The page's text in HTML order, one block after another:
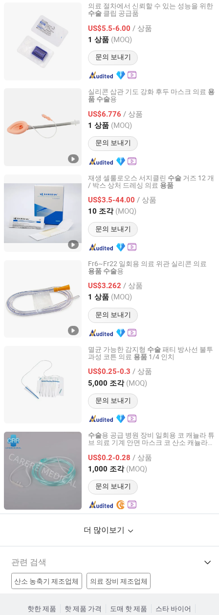
의료 절차에서 신뢰할 수 있는 성능을 위한
수술 클립 공급품
US$5.5-6.00 / 상품
1 상품 (MOQ)
문의 보내기
Qingdao Dmd Medical Technology Co., Ltd.
Shandong, China 이후 2023
실리콘 삽관 기도 강화 후두 마스크 의료 용
품 수술용
US$6.776 / 상품
1 상품 (MOQ)
문의 보내기
Guangzhou Medisys Technology Co., Ltd.
Guangdong, China 이후 2025
재생 셀룰로오스 서지클린 수술 거즈 12 개
/ 박스 상처 드레싱 의료 용품
US$3.5-44.00 / 상품
10 조각 (MOQ)
문의 보내기
Hangzhou Singclean Medical Products Co., Ltd.
Zhejiang, China 이후 2016
Fr6~Fr22 일회용 의료 위관 실리콘 의료
용품 수술용
US$3.262 / 상품
1 상품 (MOQ)
문의 보내기
Guangzhou Medisys Technology Co., Ltd.
Guangdong, China 이후 2025
멸균 가능한 감지형 수술패티 방사선 불투
과성 코튼 의료 용품 1/4 인치
US$0.25-0.3 / 상품
5,000 조각 (MOQ)
문의 보내기
Hubei Qianjiang Kingphar Medical Material Co., Ltd.
Hubei, China 이후 2020
수술용 공급 병원 장비 일회용 코 캐뉼라 튜
브 의료 기계 안면 마스크 코 산소 캐뉼라
US$0.2-0.28 / 상품
1,000 조각 (MOQ)
문의 보내기
Shaoxing Carere Medical Appliance Co., Ltd.
Zhejiang, China 이후 2020
더 많이보기
관련 검색
산소 농축기 제조업체 의료 장비 제조업체
핫한 제품 핫 제품 가격 도매 핫 제품 스타 바이어